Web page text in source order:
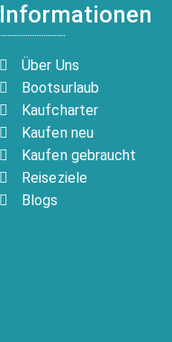
Informationen
Über Uns
Bootsurlaub
Kaufcharter
Kaufen neu
Kaufen gebraucht
Reiseziele
Blogs